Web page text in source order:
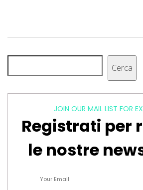
Cerca
JOIN OUR MAIL LIST FOR
Registrati per
le nostre